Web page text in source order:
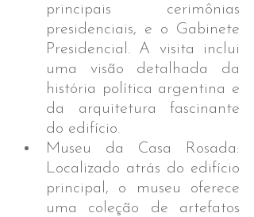
principais cerimônias
presidenciais, e o Gabinete
Presidencial. A visita inclui
uma visão detalhada da
história política argentina e
da arquitetura fascinante
do edifício.
Museu da Casa Rosada:
Localizado atrás do edifício
principal, o museu oferece
uma coleção de artefatos